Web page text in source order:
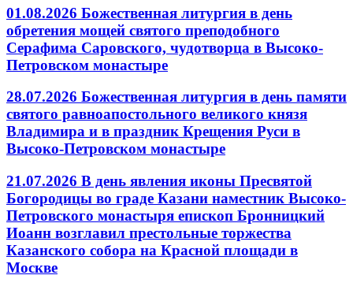
01.08.2026 Божественная литургия в день
обретения мощей святого преподобного
Серафима Саровского, чудотворца в Высоко-
Петровском монастыре
28.07.2026 Божественная литургия в день памяти
святого равноапостольного великого князя
Владимира и в праздник Крещения Руси в
Высоко-Петровском монастыре
21.07.2026 В день явления иконы Пресвятой
Богородицы во граде Казани наместник Высоко-
Петровского монастыря епископ Бронницкий
Иоанн возглавил престольные торжества
Казанского собора на Красной площади в
Москве